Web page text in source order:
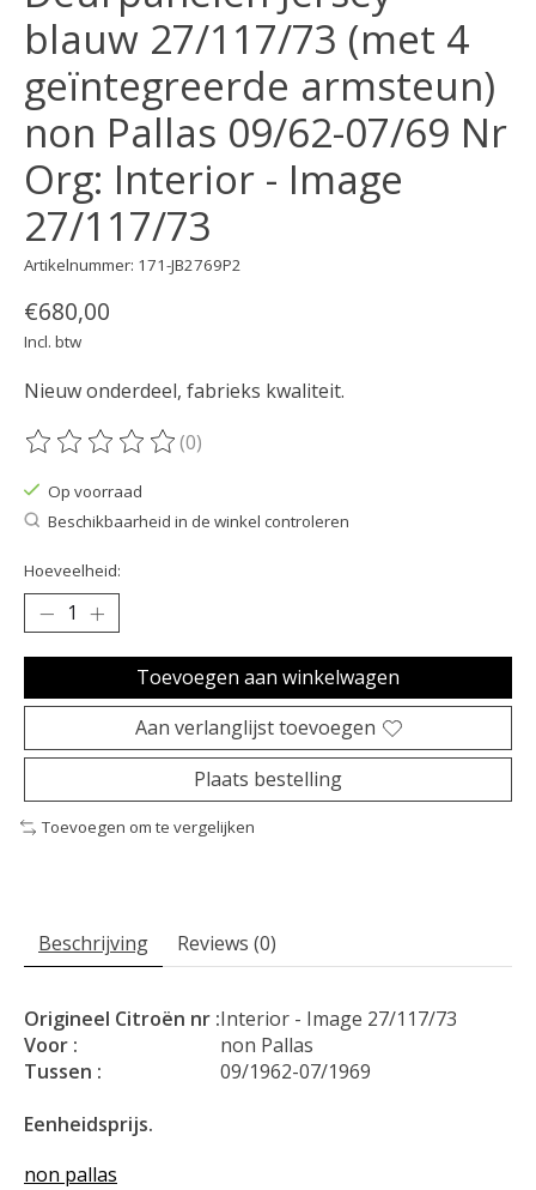
blauw 27/117/73 (met 4
geïntegreerde armsteun)
non Pallas 09/62-07/69 Nr
Org: Interior - Image
27/117/73
Artikelnummer: 171-JB2769P2
€680,00
Incl. btw
Nieuw onderdeel, fabrieks kwaliteit.
De beoordeling van dit product is
(0)
Op voorraad
Beschikbaarheid in de winkel controleren
Hoeveelheid:
Toevoegen aan winkelwagen
Aan verlanglijst toevoegen
Plaats bestelling
Toevoegen om te vergelijken
Beschrijving Reviews (0)
Origineel Citroën nr :Interior - Image 27/117/73
Voor :
non Pallas
Tussen :
09/1962-07/1969
Eenheidsprijs.
non pallas